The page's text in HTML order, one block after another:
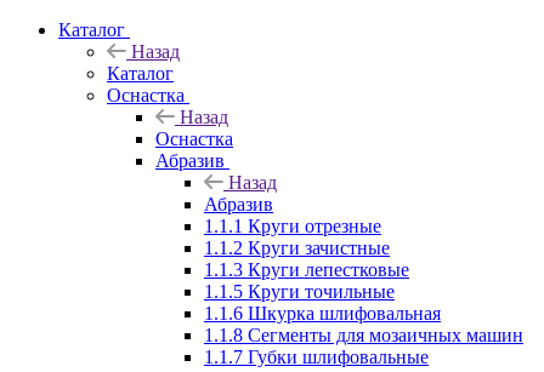
Каталог
Назад
Каталог
Оснастка
Назад
Оснастка
Абразив
Назад
Абразив
1.1.1 Круги отрезные
1.1.2 Круги зачистные
1.1.3 Круги лепестковые
1.1.5 Круги точильные
1.1.6 Шкурка шлифовальная
1.1.8 Сегменты для мозаичных машин
1.1.7 Губки шлифовальные